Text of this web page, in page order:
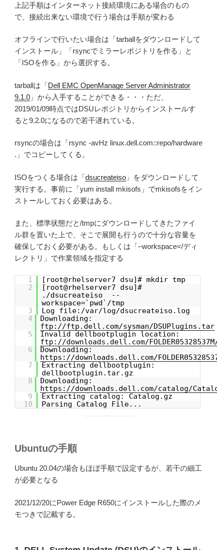
上記手順はインターネット接続環境にある場合のもの
で、接続出来ない環境で行う場合は手順が変わる
オフラインで行いたい場合は「tarballをダウンロードして
インストール」「rsyncでミラーレポジトリを作る」と
「ISOを作る」から選択する。
tarballは「Dell EMC OpenManage Server Administrator
9.1.0 」から入手することができる・・・ただ、
2019/01/09時点ではDSUレポジトリからインストールす
ると9.2.0になるので若干遅れている。
rsyncの場合は「rsync -avHz linux.dell.com::repo/hardware
.」でコピーしてくる。
ISOをつくる場合は「dsucreateiso 」をダウンロードして
実行する。事前に「yum install mkisofs」でmkisofsをイン
ストールしておく必要はある。
また、標準状態だと/tmpにダウンロードしてきたファイ
ル群を置いた上で、そこで展開も行うので十分な容量を
確保しておく必要がある。もしくは「–workspace=/ディ
レクトリ」で作業領域を指定する
1
[root@rhelserver7 dsu]# mkdir tmp
2
[root@rhelserver7 dsu]#
./dsucreateiso --
workspace=`pwd`/tmp
3
Log file:/var/log/dsucreateiso.log
4
Downloading:
ftp://ftp.dell.com/sysman/DSUPlugins.tar
5
Invalid dellbootplugin location:
ftp://downloads.dell.com/
6
Downloading:
https://downloads.dell.com/
7
Extracting dellbootplugin:
dellbootplugin.tar.gz
8
Downloading:
https://downloads.dell.com/catalog/
9
Extracting catalog: Catalog.gz
10
Parsing Catalog File...
Ubuntuの手順
Ubuntu 20.04の場合もほぼ手順で設定するが、若干の細工
が必要となる
2021/12/20にPower Edge R650にインストールした際のメ
モつきで記載する。